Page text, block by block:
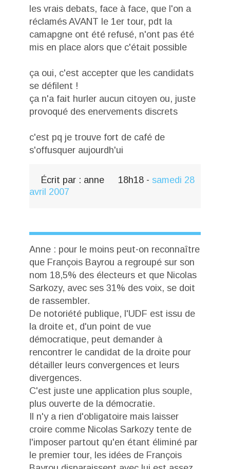
les vrais debats, face à face, que l'on a
réclamés AVANT le 1er tour, pdt la
camapgne ont été refusé, n'ont pas été
mis en place alors que c'était possible
ça oui, c'est accepter que les candidats
se défilent !
ça n'a fait hurler aucun citoyen ou, juste
provoqué des enervements discrets
c'est pq je trouve fort de café de
s'offusquer aujourdh'ui
Écrit par : anne 18h18 - samedi 28
avril 2007
Anne : pour le moins peut-on reconnaître
que François Bayrou a regroupé sur son
nom 18,5% des électeurs et que Nicolas
Sarkozy, avec ses 31% des voix, se doit
de rassembler.
De notoriété publique, l'UDF est issu de
la droite et, d'un point de vue
démocratique, peut demander à
rencontrer le candidat de la droite pour
détailler leurs convergences et leurs
divergences.
C'est juste une application plus souple,
plus ouverte de la démocratie.
Il n'y a rien d'obligatoire mais laisser
croire comme Nicolas Sarkozy tente de
l'imposer partout qu'en étant éliminé par
le premier tour, les idées de François